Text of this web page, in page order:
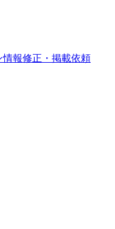
報修正・掲載依頼